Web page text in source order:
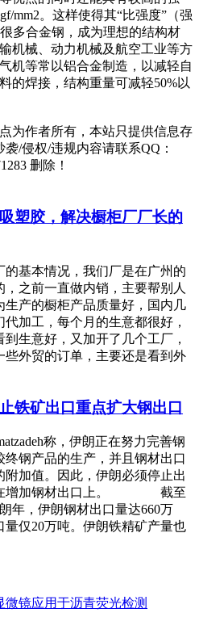
mm2。这样使得其“比强度”（强
多合金钢，成为理想的结构材
机械、动力机械及航空工业等方
机等常以铝合金制造，以减轻自
的焊接，结构重量可减轻50%以
为作者所有，本站只提供信息存
/侵权/违规内容请联系QQ：
删除！
塑胶，解决橱柜厂厂长的
的基本情况，我们厂是在广州的
，之前一直做内销，主要帮别人
生产的橱柜产品质量好，国内几
加工，每个月的生意都很好，
生意好，又加开了几个工厂，
些外贸的订单，主要还是看到外
铁矿出口重点扩大钢出口
称，伊朗正在努力完善钢
钢产品的生产，并且钢材出口
附加值。因此，伊朗必须停止出
在增加钢材出口上。 截至
年，伊朗钢材出口量达660万
量仅20万吨。伊朗铁精矿产量也
微镜应用于沥青荧光检测